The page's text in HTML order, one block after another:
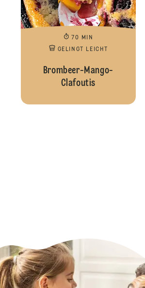
70 MIN
GELINGT LEICHT
Brombeer-Mango-
Clafoutis